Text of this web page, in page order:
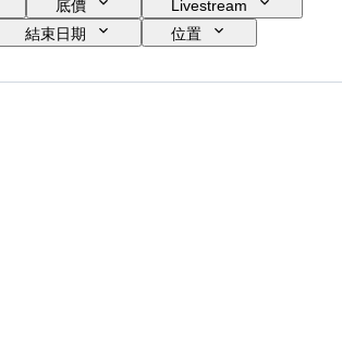
底價
Livestream
結束日期
位置